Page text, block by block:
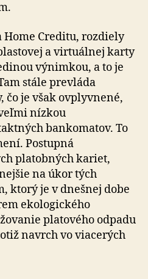
Creditu, rozdiely
a virtuálnej karty
výnimkou, a to je
stále prevláda
je však ovplyvnené,
nízkou
bankomatov. To
Postupná
platobných kariet,
na úkor tých
ktorý je v dnešnej dobe
ekologického
platového odpadu
navrch vo viacerých